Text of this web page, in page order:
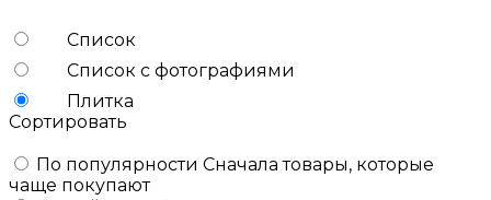
Список
Список с фотографиями
Плитка
Сортировать
По популярности Сначала товары, которые
чаще покупают